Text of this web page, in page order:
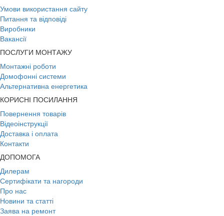
Умови використання сайту
Питання та відповіді
Виробники
Вакансії
ПОСЛУГИ МОНТАЖУ
Монтажні роботи
Домофонні системи
Альтернативна енергетика
КОРИСНІ ПОСИЛАННЯ
Повернення товарів
Відеоінструкції
Доставка і оплата
Контакти
ДОПОМОГА
Дилерам
Сертифікати та нагороди
Про нас
Новини та статті
Заява на ремонт